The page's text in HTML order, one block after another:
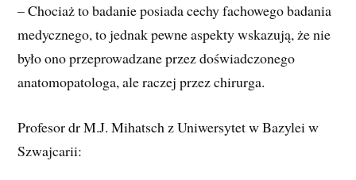
– Chociaż to badanie posiada cechy fachowego badania
medycznego, to jednak pewne aspekty wskazują, że nie
było ono przeprowadzane przez doświadczonego
anatomopatologa, ale raczej przez chirurga.
Profesor dr M.J. Mihatsch z Uniwersytet w Bazylei w
Szwajcarii: